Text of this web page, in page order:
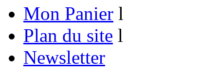
Mon Panier l
Plan du site l
Newsletter